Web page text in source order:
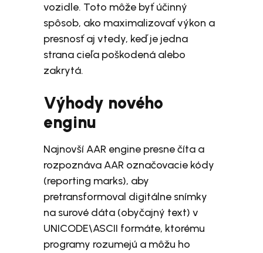
vozidle. Toto môže byť účinný
spôsob, ako maximalizovať výkon a
presnosť aj vtedy, keď je jedna
strana cieľa poškodená alebo
zakrytá.
Výhody nového
enginu
Najnovší AAR engine presne číta a
rozpoznáva AAR označovacie kódy
(reporting marks), aby
pretransformoval digitálne snímky
na surové dáta (obyčajný text) v
UNICODE\ASCII formáte, ktorému
programy rozumejú a môžu ho